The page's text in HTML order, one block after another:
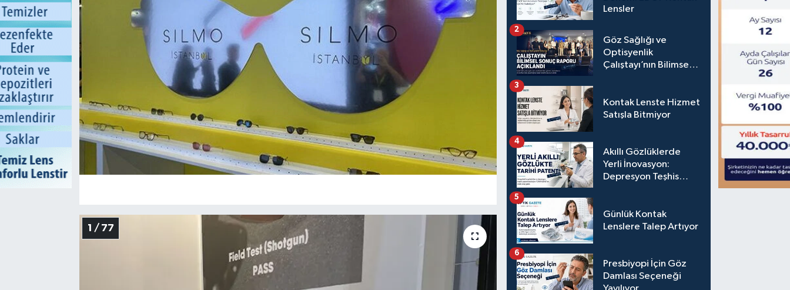
1 / 77
Lensler
Göz Sağlığı ve
Optisyenlik
Çalıştayı’nın Bilimsel
2
Kontak Lenste Hizmet
Satışla Bitmiyor
3
Akıllı Gözlüklerde
Yerli İnovasyon:
Depresyon Teşhis
4
Günlük Kontak
Lenslere Talep Artıyor
5
Presbiyopi İçin Göz
Damlası Seçeneği
6
Haber Arşivi